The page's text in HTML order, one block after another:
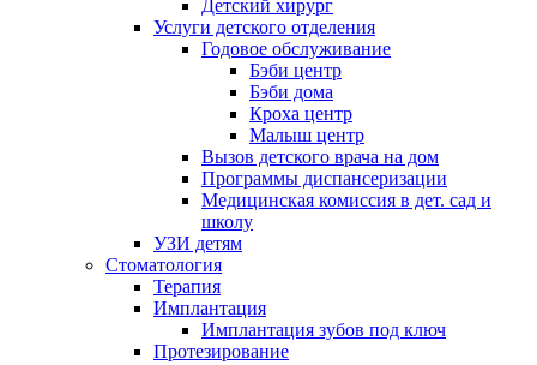
Детский хирург
Услуги детского отделения
Годовое обслуживание
Бэби центр
Бэби дома
Кроха центр
Малыш центр
Вызов детского врача на дом
Программы диспансеризации
Медицинская комиссия в дет. сад и
школу
УЗИ детям
Стоматология
Терапия
Имплантация
Имплантация зубов под ключ
Протезирование